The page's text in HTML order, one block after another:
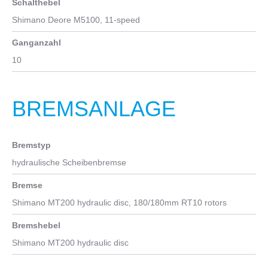
Federweg
100 mm
Schalthebel
Shimano Deore M5100, 11-speed
Ganganzahl
10
BREMSANLAGE
Bremstyp
hydraulische Scheibenbremse
Bremse
Shimano MT200 hydraulic disc, 180/180mm RT10 rotors
Bremshebel
Shimano MT200 hydraulic disc